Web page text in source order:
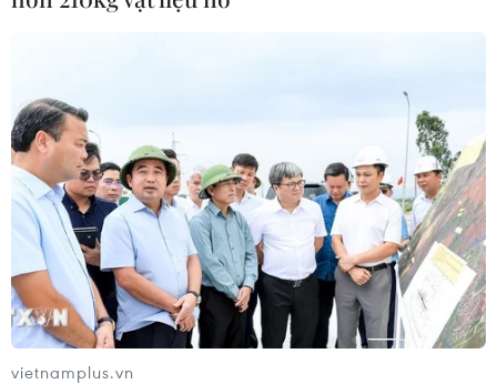
án tổ chức sử dụng trái phép chất ma
Khởi tố đối tượng giả danh Công an,
lừa đảo "chạy án" tại Đắk Lắk
06/08/2026 15:07
Cảnh sát khám xét nơi ở của Huấn
"Hoa Hồng"
06/08/2026 15:04
vietnamplus.vn